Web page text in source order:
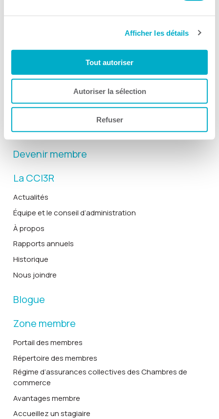
Afficher les détails
Tout autoriser
Autoriser la sélection
Refuser
Activités
Gala Radisson
Solutions TI
Devenir membre
La CCI3R
Actualités
Équipe et le conseil d’administration
À propos
Rapports annuels
Historique
Nous joindre
Blogue
Zone membre
Portail des membres
Répertoire des membres
Régime d’assurances collectives des Chambres de
commerce
Avantages membre
Accueillez un stagiaire